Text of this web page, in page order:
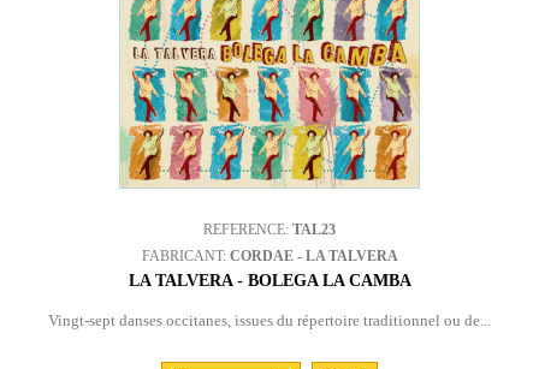
REFERENCE: TAL23
FABRICANT: CORDAE - LA TALVERA
LA TALVERA - BOLEGA LA CAMBA
Vingt-sept danses occitanes, issues du répertoire traditionnel ou de...